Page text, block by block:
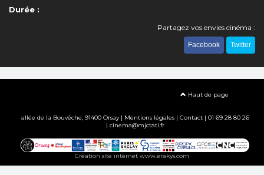
Durée :
Partagez vos envies cinéma :
Facebook Twitter
Haut de page
allée de la Bouvêche, 91400 Orsay | Mentions légales| Contact| 01 69 28 80 26
| cinema@mjctati.fr
Création site internet www.erakys.com